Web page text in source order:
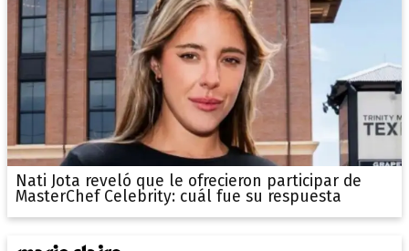
Nati Jota reveló que le ofrecieron participar de
MasterChef Celebrity: cuál fue su respuesta